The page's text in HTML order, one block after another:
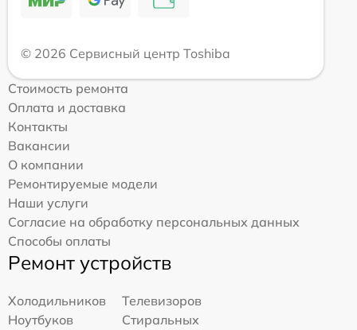
© 2026 Сервисный центр Toshiba
Стоимость ремонта
Оплата и доставка
Контакты
Вакансии
О компании
Ремонтируемые модели
Наши услуги
Согласие на обработку персональных данных
Способы оплаты
Ремонт устройств
Холодильников
Телевизоров
Ноутбуков
Стиральных